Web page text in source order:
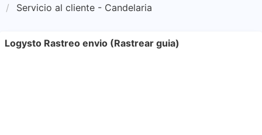
Servicio al cliente - Candelaria
Logysto Rastreo envio (Rastrear guia)